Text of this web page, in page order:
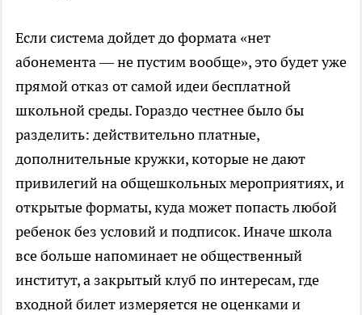
Если система дойдет до формата «нет
абонемента — не пустим вообще», это будет уже
прямой отказ от самой идеи бесплатной
школьной среды. Гораздо честнее было бы
разделить: действительно платные,
дополнительные кружки, которые не дают
привилегий на общешкольных мероприятиях, и
открытые форматы, куда может попасть любой
ребенок без условий и подписок. Иначе школа
все больше напоминает не общественный
институт, а закрытый клуб по интересам, где
входной билет измеряется не оценками и